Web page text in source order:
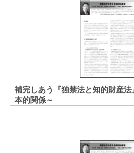
補完しあう『独禁法と知的財産
本的関係～